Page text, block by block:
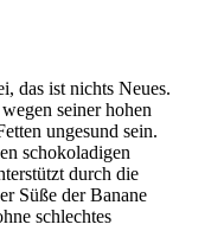
das ist nichts Neues.
seiner hohen
ungesund sein.
schokoladigen
durch die
Süße der Banane
schlechtes